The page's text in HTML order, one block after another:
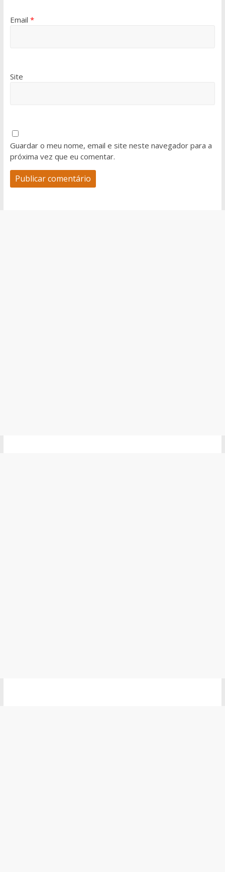
Email *
Site
Guardar o meu nome, email e site neste navegador para a
próxima vez que eu comentar.